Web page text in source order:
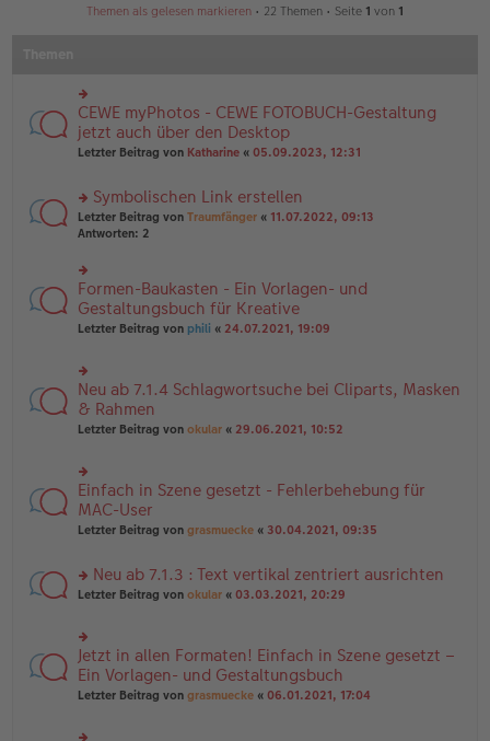
Themen als gelesen markieren • 22 Themen • Seite 1 von 1
rs
te
r
u
g
el
es
e
er
B
ei
tr
CEWE myPhotos - CEWE FOTOBUCH-Gestaltung
jetzt auch über den Desktop
Letzter Beitrag von Katharine « 05.09.2023, 12:31
rs
te
u
n
g
el
es
n
er
B
ei
tr
Symbolischen Link erstellen
Letzter Beitrag von Traumfänger « 11.07.2022, 09:13
Antworten: 2
rs
te
r
u
g
el
es
e
n
B
ei
tr
a
g
Formen-Baukasten - Ein Vorlagen- und
Gestaltungsbuch für Kreative
Letzter Beitrag von phili « 24.07.2021, 19:09
rs
te
r
u
g
el
es
e
n
B
ei
tr
g
Neu ab 7.1.4 Schlagwortsuche bei Cliparts, Masken
& Rahmen
Letzter Beitrag von okular « 29.06.2021, 10:52
rs
te
r
u
g
el
es
n
er
B
ei
tr
g
Einfach in Szene gesetzt - Fehlerbehebung für
MAC-User
Letzter Beitrag von grasmuecke « 30.04.2021, 09:35
rs
u
n
g
el
Neu ab 7.1.3 : Text vertikal zentriert ausrichten
Letzter Beitrag von okular « 03.03.2021, 20:29
rs
te
r
u
g
Jetzt in allen Formaten! Einfach in Szene gesetzt –
Ein Vorlagen- und Gestaltungsbuch
Letzter Beitrag von grasmuecke « 06.01.2021, 17:04